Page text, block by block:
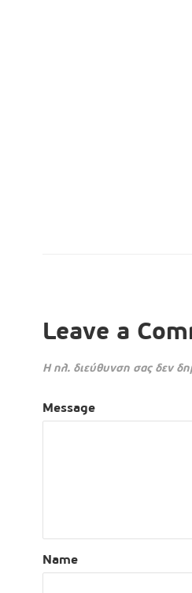
Leave a
Η ηλ. διεύθυνση σας δεν
Message
Name